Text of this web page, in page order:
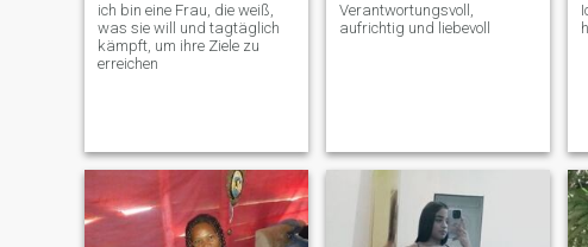
ich bin eine Frau, die weiß,
was sie will und tagtäglich
kämpft, um ihre Ziele zu
erreichen
Verantwortungsvoll,
aufrichtig und liebevoll